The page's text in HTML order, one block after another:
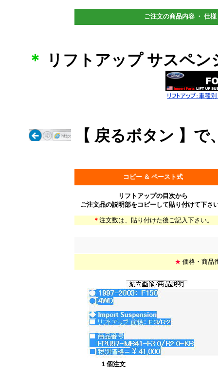
ご注文の商品内容 ・ 仕
＊ リフトアップ サスペ
【 戻るボタン 】
コピー ＆ ペースト式
リフトアップの目次から
ご注文品の説明部をコピーして貼り付けて下さ
＊ 注文数は、貼り付けた後ご記入下さい。
★ 価格・商品
１個注文